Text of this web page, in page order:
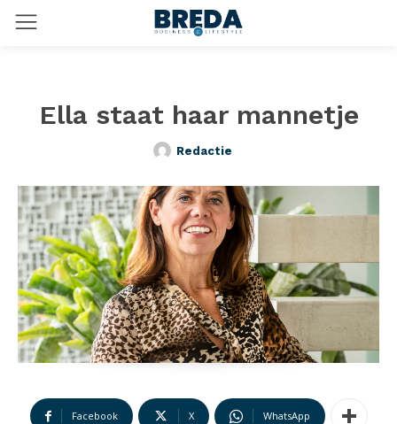
Ella staat haar mannetje
Redactie
Facebook X WhatsApp